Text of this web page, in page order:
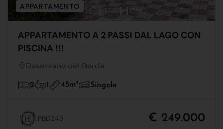
APPARTAMENTO
APPARTAMENTO A 2 PASSI DAL LAGO CON
PISCINA !!!
Desenzano del Garda
2 1 45m2 Singolo
PBD249 € 249.000